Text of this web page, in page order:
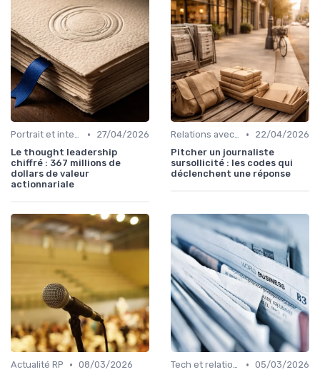
Portrait et interview •
27/04/2026
Le thought leadership
chiffré : 367 millions de
dollars de valeur
actionnariale
Relations avec les médias •
22/04/2026
Pitcher un journaliste
sursollicité : les codes qui
déclenchent une réponse
Actualité RP • 08/03/2026
Tech et relation presse • 05/03/2026